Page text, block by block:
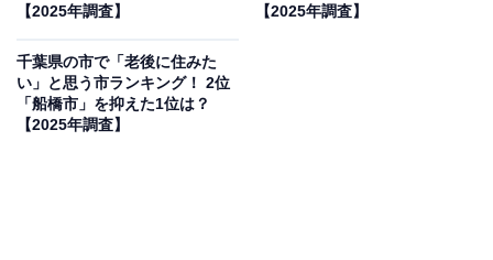
設や公共施設も充実しており、住みやすい環境が整って
が集まりました。
【2025年調査】
【2025年調査】
千葉県の市で「老後に住みた
い」と思う市ランキング！ 2位
「船橋市」を抑えた1位は？
【2025年調査】